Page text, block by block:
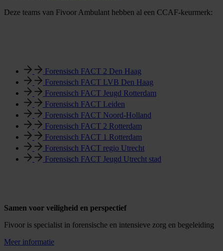
Deze teams van Fivoor Ambulant hebben al een CCAF-keurmerk:
Forensisch FACT 2 Den Haag
Forensisch FACT LVB Den Haag
Forensisch FACT Jeugd Rotterdam
Forensisch FACT Leiden
Forensisch FACT Noord-Holland
Forensisch FACT 2 Rotterdam
Forensisch FACT 1 Rotterdam
Forensisch FACT regio Utrecht
Forensisch FACT Jeugd Utrecht stad
Samen voor veiligheid en perspectief
Fivoor is specialist in forensische en intensieve zorg en begeleiding
Meer informatie